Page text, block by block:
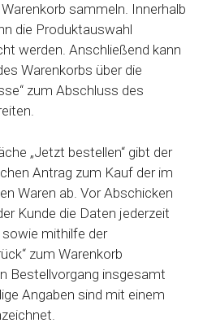
sammeln. Innerhalb
die Produktauswahl
werden. Anschließend kann
Warenkorbs über die
zum Abschluss des
„Jetzt bestellen“ gibt der
Antrag zum Kauf der im
Waren ab. Vor Abschicken
Kunde die Daten jederzeit
sowie mithilfe der
zum Warenkorb
Bestellvorgang insgesamt
Angaben sind mit einem